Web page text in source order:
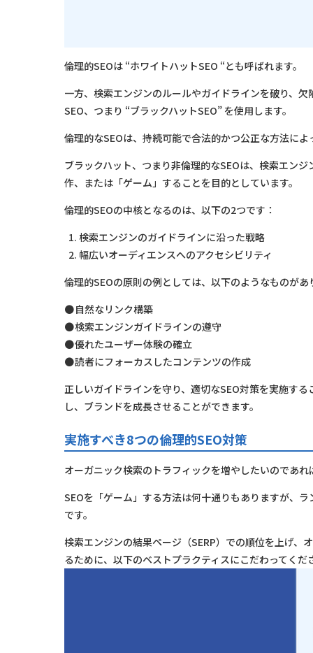
倫理的SEOは “ホワイトハットSEO “とも呼ばれます。
一方、検索エンジンのルールやガイドラインを破り、
SEO、つまり “ブラックハットSEO” を使用します。
倫理的なSEOは、持続可能で合法的かつ公正な方法に
ブラックハット、つまり非倫理的なSEOは、検索エン
作、または「ゲーム」することを目的としています。
倫理的SEOの中核となるのは、以下の2つです：
検索エンジンのガイドラインに沿った戦略
幅広いオーディエンスへのアクセシビリティ
倫理的SEOの原則の例としては、以下のようなものがあ
自然なリンク構築
検索エンジンガイドラインの遵守
優れたユーザー体験の確立
読者にフォーカスしたコンテンツの作成
正しいガイドラインを守り、適切なSEO対策を実施す
し、ブランドを成長させることができます。
実施すべき8つの倫理的SEO対策
オーガニック検索のトラフィックを増やしたいのであ
SEOを「ゲーム」する方法は何十通りもありますが、
です。
検索エンジンの結果ページ（SERP）での順位を上げ
るために、以下のベストプラクティスにこだわってくだ